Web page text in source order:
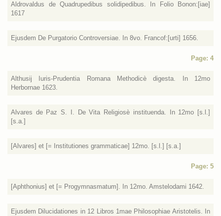
Aldrovaldus de Quadrupedibus solidipedibus. In Folio Bonon:[iae]
1617
Ejusdem De Purgatorio Controversiae. In 8vo. Francof:[urti] 1656.
Page: 4
Althusij Iuris-Prudentia Romana Methodicè digesta. In 12mo
Herbornae 1623.
Alvares de Paz S. I. De Vita Religiosè instituenda. In 12mo [s.l.]
[s.a.]
[Alvares] et [= Institutiones grammaticae] 12mo. [s.l.] [s.a.]
Page: 5
[Aphthonius] et [= Progymnasmatum]. In 12mo. Amstelodami 1642.
Ejusdem Dilucidationes in 12 Libros 1mae Philosophiae Aristotelis. In